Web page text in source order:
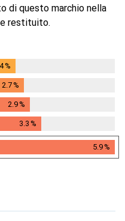
di questo marchio nella
restituito.
%
2.7%
2.9%
3.3 %
5.9%